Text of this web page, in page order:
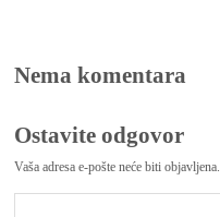
Nema komentara
Ostavite odgovor
Vaša adresa e-pošte neće biti objavljena.